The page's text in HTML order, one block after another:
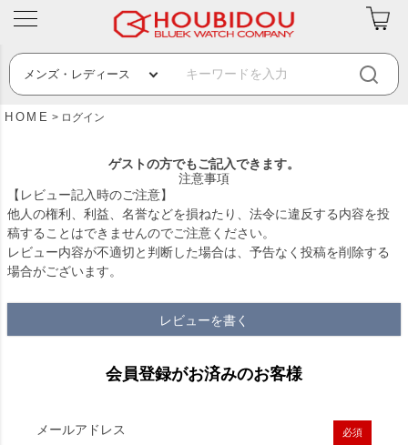
HOME ログイン
ゲストの方でもご記入できます。
注意事項
【レビュー記入時のご注意】
他人の権利、利益、名誉などを損ねたり、法令に違反する内容を投
稿することはできませんのでご注意ください。
レビュー内容が不適切と判断した場合は、予告なく投稿を削除する
場合がございます。
レビューを書く
会員登録がお済みのお客様
メールアドレス